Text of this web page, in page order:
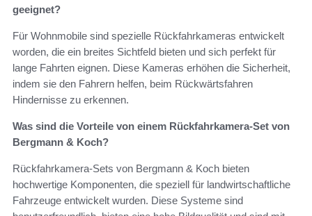
geeignet?
Für Wohnmobile sind spezielle Rückfahrkameras entwickelt
worden, die ein breites Sichtfeld bieten und sich perfekt für
lange Fahrten eignen. Diese Kameras erhöhen die Sicherheit,
indem sie den Fahrern helfen, beim Rückwärtsfahren
Hindernisse zu erkennen.
Was sind die Vorteile von einem Rückfahrkamera-Set von
Bergmann & Koch?
Rückfahrkamera-Sets von Bergmann & Koch bieten
hochwertige Komponenten, die speziell für landwirtschaftliche
Fahrzeuge entwickelt wurden. Diese Systeme sind